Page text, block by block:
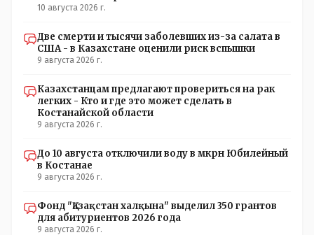
10 августа 2026 г.
Две смерти и тысячи заболевших из-за салата в
США - в Казахстане оценили риск вспышки
9 августа 2026 г.
Казахстанцам предлагают провериться на рак
легких - Кто и где это может сделать в
Костанайской области
9 августа 2026 г.
До 10 августа отключили воду в мкрн Юбилейный
в Костанае
9 августа 2026 г.
Фонд "Қазақстан халқына" выделил 350 грантов
для абитуриентов 2026 года
9 августа 2026 г.